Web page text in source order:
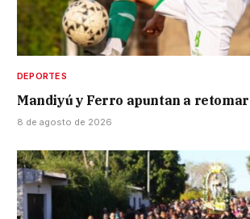
DEPORTES
Mandiyú y Ferro apuntan a
8 de agosto de 2026